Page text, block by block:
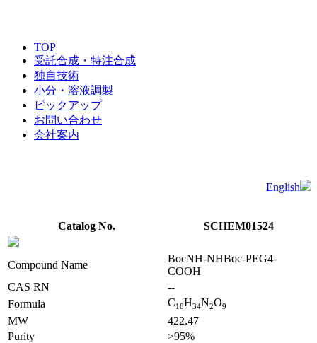
TOP
受託合成・特注合成
独自技術
小分・溶液調製
ピックアップ
お問い合わせ
会社案内
English
Catalog No. SCHEM01524
Compound Name
BocNH-NHBoc-PEG4-
COOH
CAS RN
--
Formula
C18H34N2O9
MW
422.47
Purity
>95%